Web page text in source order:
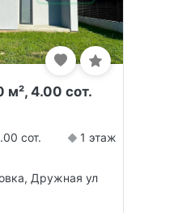
м², 4.00 сот.
сот. 1 этаж
Дружная ул